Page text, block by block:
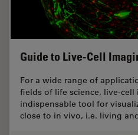
Guide to Live-Cell
For a wide range of
fields of life science, live-cell
indispensable tool for
close to in vivo, i.e. living